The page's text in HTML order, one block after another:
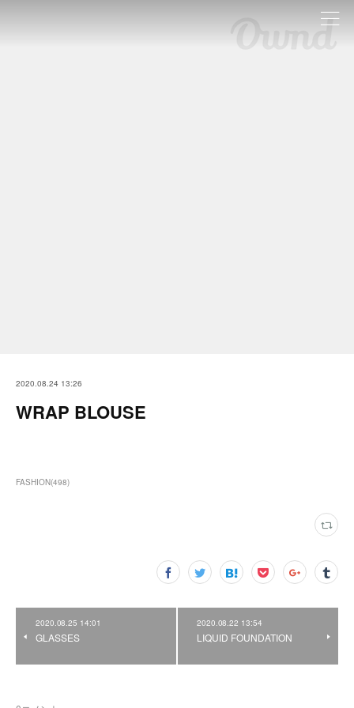
2020.08.24 13:26
WRAP BLOUSE
FASHION(498)
2020.08.25 14:01
GLASSES
2020.08.22 13:54
LIQUID FOUNDATION